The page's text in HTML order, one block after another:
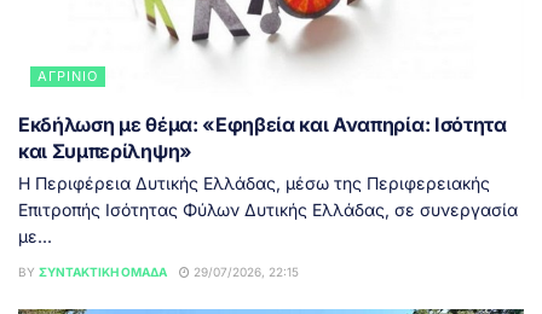
ΑΓΡΊΝΙΟ
Εκδήλωση με θέμα: «Εφηβεία και Αναπηρία: Ισότητα
και Συμπερίληψη»
Η Περιφέρεια Δυτικής Ελλάδας, μέσω της Περιφερειακής
Επιτροπής Ισότητας Φύλων Δυτικής Ελλάδας, σε συνεργασία
με...
BY ΣΥΝΤΑΚΤΙΚΉ ΟΜΆΔΑ 29/07/2026, 22:15